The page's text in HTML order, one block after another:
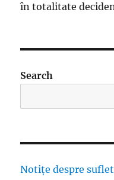
în totalitate
Search
Notițe despre suflet